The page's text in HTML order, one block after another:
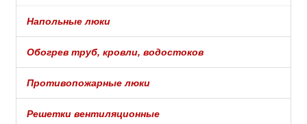
Напольные люки
Обогрев труб, кровли, водостоков
Противопожарные люки
Решетки вентиляционные